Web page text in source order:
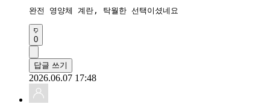
완전 영양체 계란, 탁월한 선택이셨네요
0
답글 쓰기
2026.06.07 17:48